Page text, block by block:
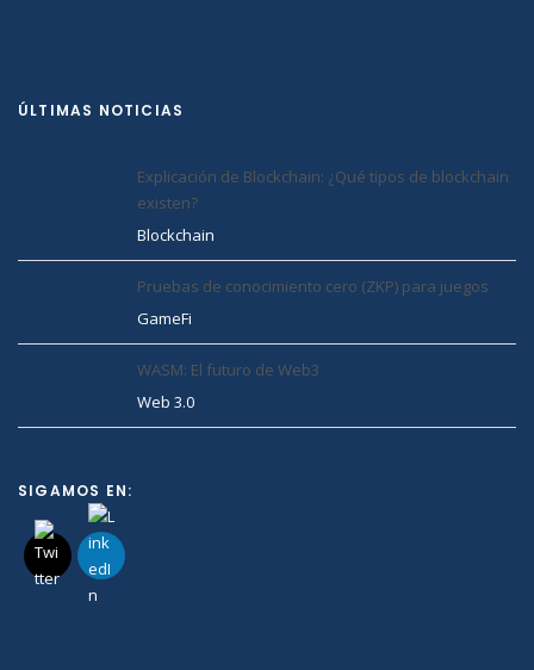
ÚLTIMAS NOTICIAS
Explicación de Blockchain: ¿Qué tipos de blockchain
existen?
Blockchain
Pruebas de conocimiento cero (ZKP) para juegos
GameFi
WASM: El futuro de Web3
Web 3.0
SIGAMOS EN: